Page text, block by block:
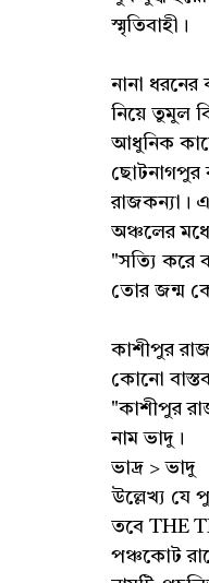
স্মৃতিবাহী।
নানা
নিয়ে তুমুল
আধুনিক
ছোটনাগপুর
রাজকন্যা।
অঞ্চলের
"সত্যি করে
তোর জন্ম
কাশীপুর
কোনো
"কাশীপুর
নাম ভাদু।
ভাদ্র > ভাদু
উল্লেখ্য যে
তবে THE
পঞ্চকোট